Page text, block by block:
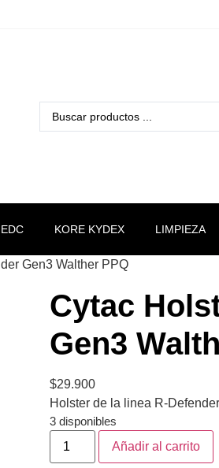
KORE KYDEX LIMPIEZA
Gen3 Walther PPQ
Cytac
Gen3
$29.900
Holster de la linea R-
3 disponibles
Añadir al carrito